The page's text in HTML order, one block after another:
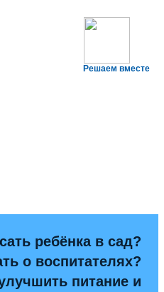
Решаем вместе
ребёнка в сад?
о воспитателях?
питание и